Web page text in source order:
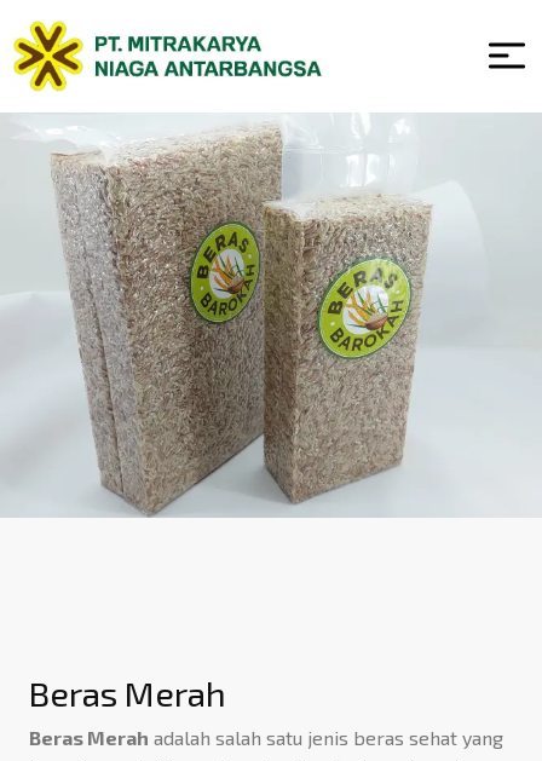
Beras Merah
Beras Merah adalah salah satu jenis beras sehat yang